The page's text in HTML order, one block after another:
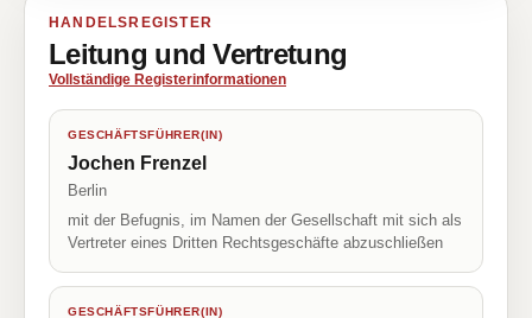
HANDELSREGISTER
Leitung und Vertretung
Vollständige Registerinformationen
GESCHÄFTSFÜHRER(IN)
Jochen Frenzel
Berlin
mit der Befugnis, im Namen der Gesellschaft mit sich als
Vertreter eines Dritten Rechtsgeschäfte abzuschließen
GESCHÄFTSFÜHRER(IN)